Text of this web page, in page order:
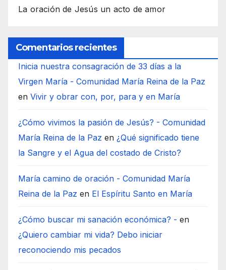
La oración de Jesús un acto de amor
Comentarios recientes
Inicia nuestra consagración de 33 días a la
Virgen María - Comunidad María Reina de la Paz
en Vivir y obrar con, por, para y en María
¿Cómo vivimos la pasión de Jesús? - Comunidad
María Reina de la Paz en ¿Qué significado tiene
la Sangre y el Agua del costado de Cristo?
María camino de oración - Comunidad María
Reina de la Paz en El Espíritu Santo en María
¿Cómo buscar mi sanación económica? - en
¿Quiero cambiar mi vida? Debo iniciar
reconociendo mis pecados